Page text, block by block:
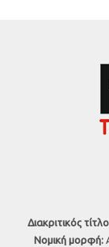
Διακριτικός
Νομική μορφή: